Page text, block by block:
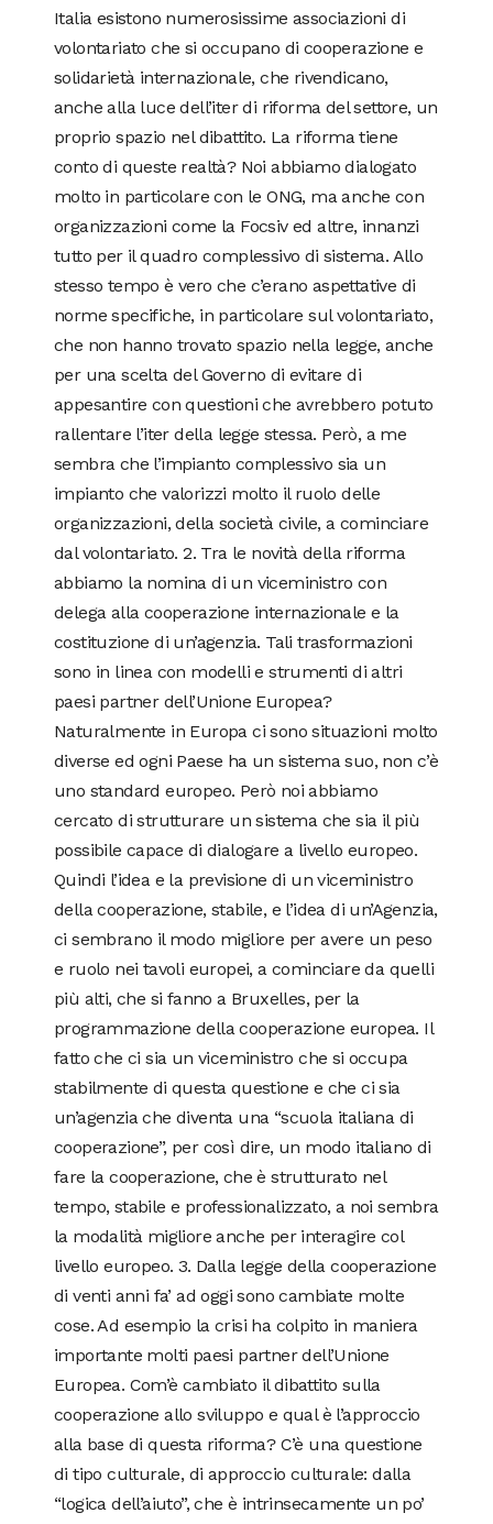
Italia esistono numerosissime associazioni di
volontariato che si occupano di cooperazione e
solidarietà internazionale, che rivendicano,
anche alla luce dell’iter di riforma del settore, un
proprio spazio nel dibattito. La riforma tiene
conto di queste realtà? Noi abbiamo dialogato
molto in particolare con le ONG, ma anche con
organizzazioni come la Focsiv ed altre, innanzi
tutto per il quadro complessivo di sistema. Allo
stesso tempo è vero che c’erano aspettative di
norme specifiche, in particolare sul volontariato,
che non hanno trovato spazio nella legge, anche
per una scelta del Governo di evitare di
appesantire con questioni che avrebbero potuto
rallentare l’iter della legge stessa. Però, a me
sembra che l’impianto complessivo sia un
impianto che valorizzi molto il ruolo delle
organizzazioni, della società civile, a cominciare
dal volontariato. 2. Tra le novità della riforma
abbiamo la nomina di un viceministro con
delega alla cooperazione internazionale e la
costituzione di un’agenzia. Tali trasformazioni
sono in linea con modelli e strumenti di altri
paesi partner dell’Unione Europea?
Naturalmente in Europa ci sono situazioni molto
diverse ed ogni Paese ha un sistema suo, non c’è
uno standard europeo. Però noi abbiamo
cercato di strutturare un sistema che sia il più
possibile capace di dialogare a livello europeo.
Quindi l’idea e la previsione di un viceministro
della cooperazione, stabile, e l’idea di un’Agenzia,
ci sembrano il modo migliore per avere un peso
e ruolo nei tavoli europei, a cominciare da quelli
più alti, che si fanno a Bruxelles, per la
programmazione della cooperazione europea. Il
fatto che ci sia un viceministro che si occupa
stabilmente di questa questione e che ci sia
un’agenzia che diventa una “scuola italiana di
cooperazione”, per così dire, un modo italiano di
fare la cooperazione, che è strutturato nel
tempo, stabile e professionalizzato, a noi sembra
la modalità migliore anche per interagire col
livello europeo. 3. Dalla legge della cooperazione
di venti anni fa’ ad oggi sono cambiate molte
cose. Ad esempio la crisi ha colpito in maniera
importante molti paesi partner dell’Unione
Europea. Com’è cambiato il dibattito sulla
cooperazione allo sviluppo e qual è l’approccio
alla base di questa riforma? C’è una questione
di tipo culturale, di approccio culturale: dalla
“logica dell’aiuto”, che è intrinsecamente un po’